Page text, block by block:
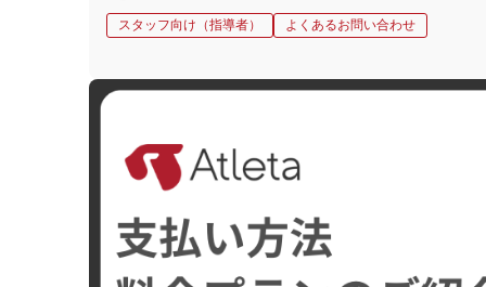
スタッフ向け（指導者） よくあるお問い合わせ